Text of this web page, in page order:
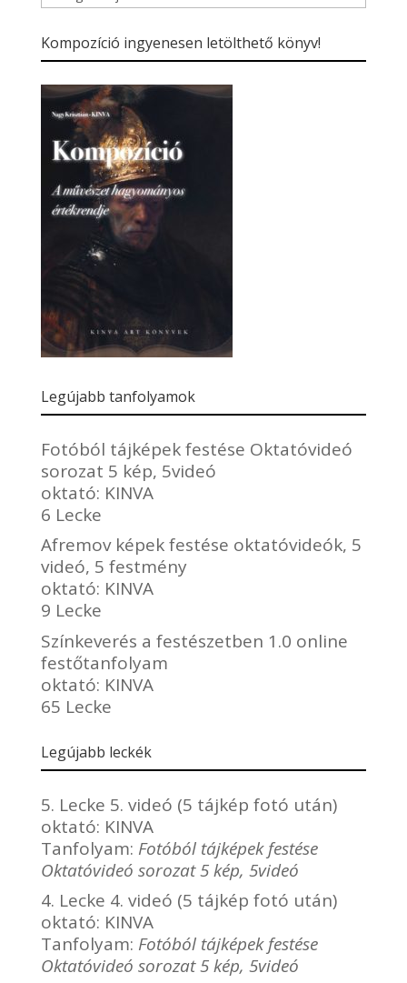
kategóriái
Kompozíció ingyenesen letölthető könyv!
Legújabb tanfolyamok
Fotóból tájképek festése Oktatóvideó
sorozat 5 kép, 5videó
oktató: KINVA
6 Lecke
Afremov képek festése oktatóvideók, 5
videó, 5 festmény
oktató: KINVA
9 Lecke
Színkeverés a festészetben 1.0 online
festőtanfolyam
oktató: KINVA
65 Lecke
Legújabb leckék
5. Lecke 5. videó (5 tájkép fotó után)
oktató: KINVA
Tanfolyam: Fotóból tájképek festése
Oktatóvideó sorozat 5 kép, 5videó
4. Lecke 4. videó (5 tájkép fotó után)
oktató: KINVA
Tanfolyam: Fotóból tájképek festése
Oktatóvideó sorozat 5 kép, 5videó